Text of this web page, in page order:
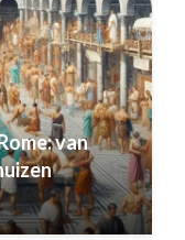
van